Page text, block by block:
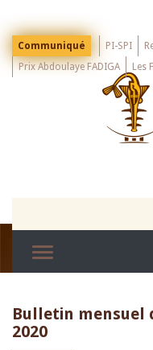
mainMenu
Top
Communiqué PI-SPI
Prix Abdoulaye FADIGA
Les
Bulletin mensuel
2020